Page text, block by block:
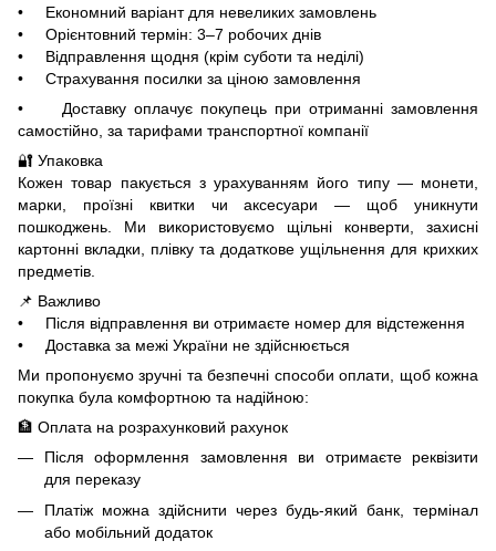
• Економний варіант для невеликих замовлень
• Орієнтовний термін: 3–7 робочих днів
• Відправлення щодня (крім суботи та неділі)
• Страхування посилки за ціною замовлення
• Доставку оплачує покупець при отриманні замовлення
самостійно, за тарифами транспортної компанії
🔐 Упаковка
Кожен товар пакується з урахуванням його типу — монети,
марки, проїзні квитки чи аксесуари — щоб уникнути
пошкоджень. Ми використовуємо щільні конверти, захисні
картонні вкладки, плівку та додаткове ущільнення для крихких
предметів.
📌 Важливо
• Після відправлення ви отримаєте номер для відстеження
• Доставка за межі України не здійснюється
Ми пропонуємо зручні та безпечні способи оплати, щоб кожна
покупка була комфортною та надійною:
🏦 Оплата на розрахунковий рахунок
Після оформлення замовлення ви отримаєте реквізити
для переказу
Платіж можна здійснити через будь-який банк, термінал
або мобільний додаток